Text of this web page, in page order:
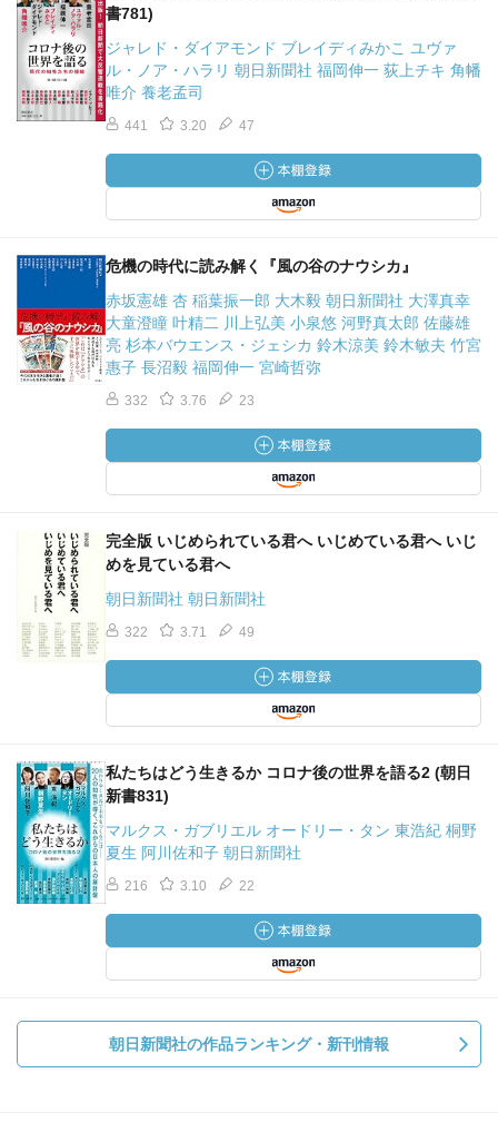
書781)
ジャレド・ダイアモンド ブレイディみかこ ユヴァ
ル・ノア・ハラリ 朝日新聞社 福岡伸一 荻上チキ 角幡
唯介 養老孟司
441 3.20 47
危機の時代に読み解く『風の谷のナウシカ』
赤坂憲雄 杏 稲葉振一郎 大木毅 朝日新聞社 大澤真幸
大童澄瞳 叶精二 川上弘美 小泉悠 河野真太郎 佐藤雄
亮 杉本バウエンス・ジェシカ 鈴木涼美 鈴木敏夫 竹宮
惠子 長沼毅 福岡伸一 宮崎哲弥
332 3.76 23
完全版 いじめられている君へ いじめている君へ いじ
めを見ている君へ
朝日新聞社 朝日新聞社
322 3.71 49
私たちはどう生きるか コロナ後の世界を語る2 (朝日
新書831)
マルクス・ガブリエル オードリー・タン 東浩紀 桐野
夏生 阿川佐和子 朝日新聞社
216 3.10 22
朝日新聞社の作品ランキング・新刊情報